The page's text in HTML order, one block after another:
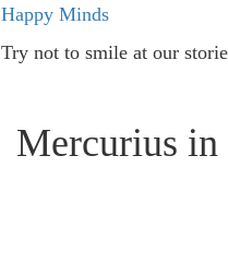
Ga
naar
de
Happy Minds
Try not to smile at our
Mercurius in